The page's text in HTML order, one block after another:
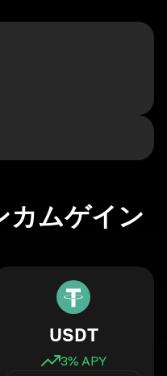
カムゲイン
USDT
3% APY